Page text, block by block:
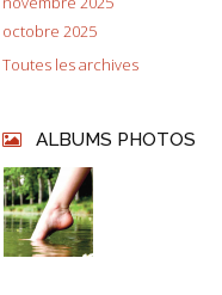
octobre 2025
Toutes les archives
ALBUMS PHOTOS